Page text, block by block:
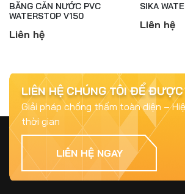
BĂNG CẢN NƯỚC PVC
WATERSTOP V150
Liên hệ
SIKA
Liên hệ
LIÊN HỆ CHÚNG TÔI ĐỂ
Giải pháp chống thấm toàn diện –
thời gian
LIÊN HỆ NGAY
Top 5 Vật Liệu Chống
Hiệu Quả Nhất 2025
Jul 15, 2025
Chống Thấm Cần Được
Nào? – Bài Học Từ Những
Hại